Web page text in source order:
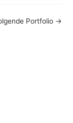
Portfolio →